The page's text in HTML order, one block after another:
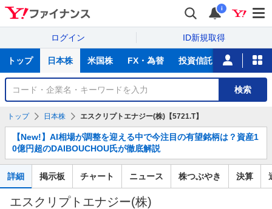
i
ログイン ID新規取得
サ
トップ 日本株 米国株 FX・為替 投資信託 ニュース
銘
検
検索
トップ 日本株 エスクリプトエナジー(株)【5721.T】
知
ら
せ
【New!】AI相場が調整を迎える中で今注目の有望銘柄は？資産1
0億円超のDAIBOUCHOU氏が徹底解説
詳細 掲示板 チャート ニュース 株つぶやき 決算
エスクリプトエナジー(株)